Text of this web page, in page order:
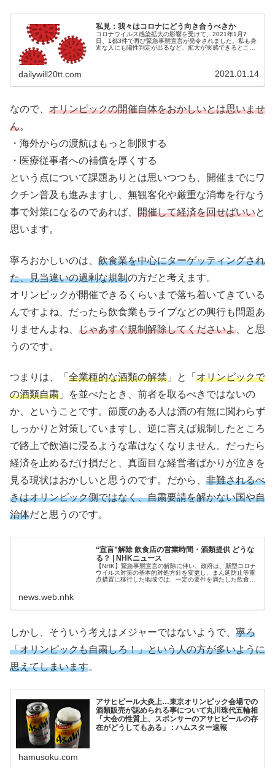
私見：我々はコロナにどう向き合うべきか
コロナウイルス感染拡大の影響を受けて、2021年1月7
日、1都3件で再び緊急事態宣言が発令されました。私も身
近な人にも陽性判定が出るなど、拡大が実感できるところ
dailywill20tt.com 2021.01.14
なので、 オリンピックの開催自体をおかしいとは思いませ
ん。
・海外からの渡航はもっと制限する
・医療従事者への補償を厚くする
という点について課題ありとは思いつつも、開催までにワ
クチン普及も進みますし、無観客化や厳重な消毒を行なう
事で対策になるのであれば、 開催して経済を回せばいいと
思います。
寧ろおかしいのは、 飲食業を中心にターゲッティングされ
た、見当違いの過剰な規制の方だと考えます。
オリンピックが開催できるくらいまで落ち着いてきている
んですよね、だったら飲食業もライブなどの興行も問題あ
りませんよね、 じゃあすぐ規制解除してくださいよ 、と思
うのです。
つまりは、「 全業種的な酒類の解禁 」と「 オリンピックで
の酒類自粛 」を並べたとき、前者を取るべきではないの
か、ということです。節度のある人は酒の有無に関わらず
しっかりと対策していますし、逆に言えば規制したところ
で路上で飲酒に浸るような輩はなくなりません。だったら
経済を止めるだけ損だと、真面目な経営者ばかりが泣きを
見る現状はおかしいと思うのです。だから、 非難されるべ
きはオリンピック側ではなく、自粛要請を解かない国や自
治体だと思うのです。
“宣言”解除 飲食店の営業時間・酒類提供 どうな
る？ | NHKニュース
【NHK】緊急事態宣言の解除に伴い、政府は、新型コロナ
ウイルス対策の基本的対処方針を変更し、まん延防止等重
点措置に移行した地域では、一定の要件を満たした飲食店
news.web.nhk
しかし、そういう考えはメジャーではないようで、 寧ろ
「オリンピックも自粛しろ！」という人の方が多いように
思えてしまいます。
アサヒビール大炎上…東京オリンピック会場での
酒類販売が認められる事について丸川珠代五輪相
「大会の性質上、スポンサーのアサヒビールの存
在がどうしてもある」 : ハムスター速報
hamusoku.com